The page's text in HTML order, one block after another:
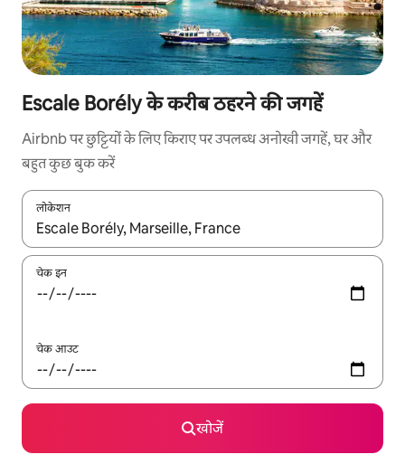
Escale Borély के करीब ठहरने की जगहें
Airbnb पर छुट्टियों के लिए किराए पर उपलब्ध अनोखी जगहें, घर और
बहुत कुछ बुक करें
लोकेशन
नतीजों के उपलब्ध होने पर, अप और डाउन 'ऐरो की' का इस्तेमाल करके नेविगेट
चेक इन
चेक आउट
खोजें